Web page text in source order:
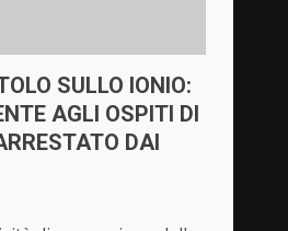
SULLO IONIO:
AGLI OSPITI DI
DAI